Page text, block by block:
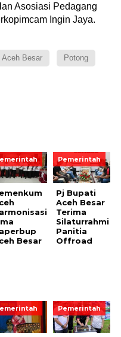
Asosiasi Pedagang
Ingin Jaya.
Aceh Besar Potong
Besar
Pemerintah
Pj Bupati
Aceh Besar
Terima
Silaturrahmi
Panitia
Offroad
Pemerintah